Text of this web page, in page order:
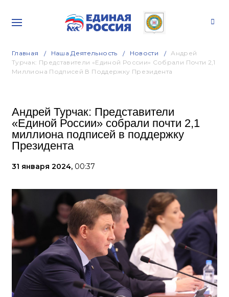
Главная Наша Деятельность Новости
Андрей
Турчак: Представители «Единой России» Собрали Почти 2,1
Миллиона Подписей В Поддержку Президента
Андрей Турчак: Представители
«Единой России» собрали почти 2,1
миллиона подписей в поддержку
Президента
31 января 2024, 00:37